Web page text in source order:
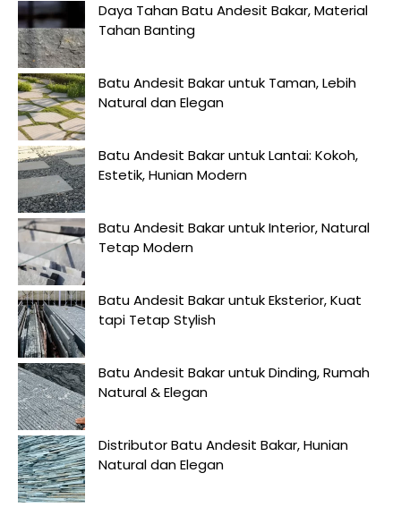
Daya Tahan Batu Andesit Bakar, Material
Tahan Banting
Batu Andesit Bakar untuk Taman, Lebih
Natural dan Elegan
Batu Andesit Bakar untuk Lantai: Kokoh,
Estetik, Hunian Modern
Batu Andesit Bakar untuk Interior, Natural
Tetap Modern
Batu Andesit Bakar untuk Eksterior, Kuat
tapi Tetap Stylish
Batu Andesit Bakar untuk Dinding, Rumah
Natural & Elegan
Distributor Batu Andesit Bakar, Hunian
Natural dan Elegan